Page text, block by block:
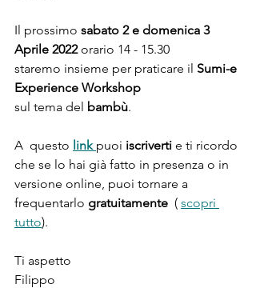
Il prossimo sabato 2 e domenica 3
Aprile 2022 orario 14 - 15.30
staremo insieme per praticare il Sumi-e
Experience Workshop
sul tema del bambù.
A  questo link puoi iscriverti e ti ricordo
che se lo hai già fatto in presenza o in
versione online, puoi tornare a
frequentarlo gratuitamente
  (
scopri
tutto).
Ti aspetto
Filippo